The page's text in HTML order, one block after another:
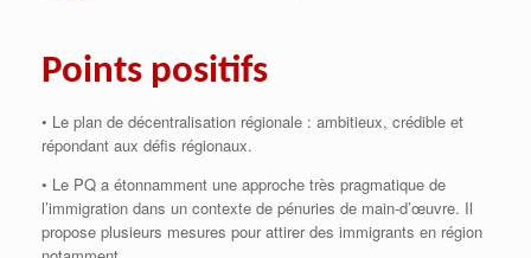
Points positifs
• Le plan de décentralisation régionale : ambitieux, crédible et
répondant aux défis régionaux.
• Le PQ a étonnamment une approche très pragmatique de
l’immigration dans un contexte de pénuries de main-d’œuvre. Il
propose plusieurs mesures pour attirer des immigrants en région